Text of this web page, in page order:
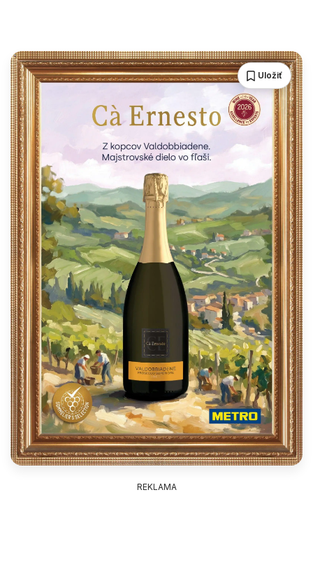
Uložiť
REKLAMA